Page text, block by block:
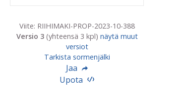
Viite: RIIHIMAKI-PROP-2023-10-388
Versio 3(yhteensä 3 kpl) näytä muut
versiot
Tarkista sormenjälki
Jaa
Upota